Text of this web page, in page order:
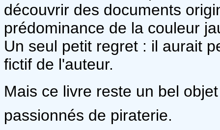
découvrir des documents
prédominance de la couleur
Un seul petit regret : il aurait
fictif de l'auteur.
Mais ce livre reste un bel
passionnés de piraterie.